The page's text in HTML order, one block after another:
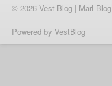
© 2026 Vest-Blog | Marl-Blog
Powered by VestBlog